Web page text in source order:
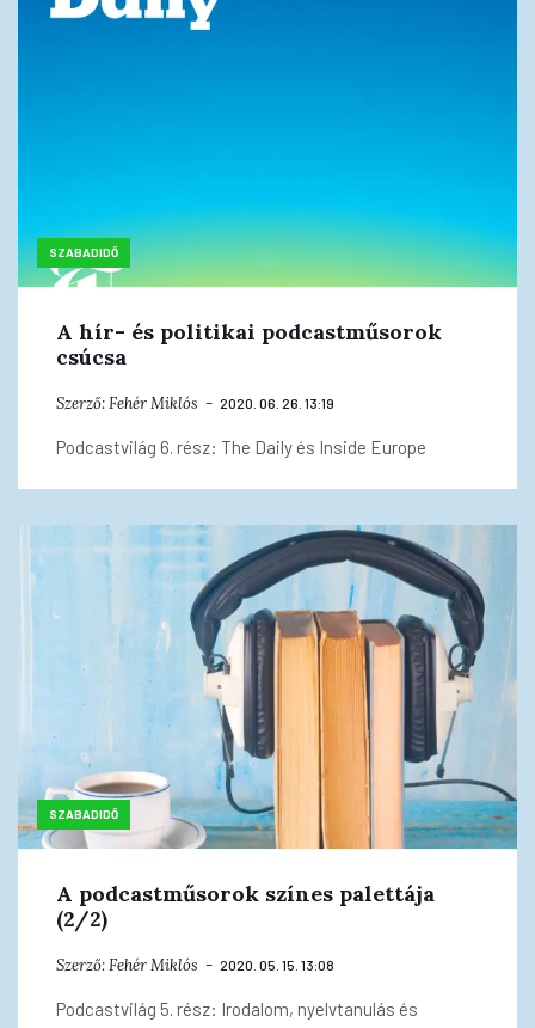
SZABADIDŐ
A hír- és politikai podcastműsorok
csúcsa
Szerző:Fehér Miklós 2020. 06. 26. 13:19
Podcastvilág 6. rész: The Daily és Inside Europe
SZABADIDŐ
A podcastműsorok színes palettája
(2/2)
Szerző:Fehér Miklós 2020. 05. 15. 13:08
Podcastvilág 5. rész: Irodalom, nyelvtanulás és